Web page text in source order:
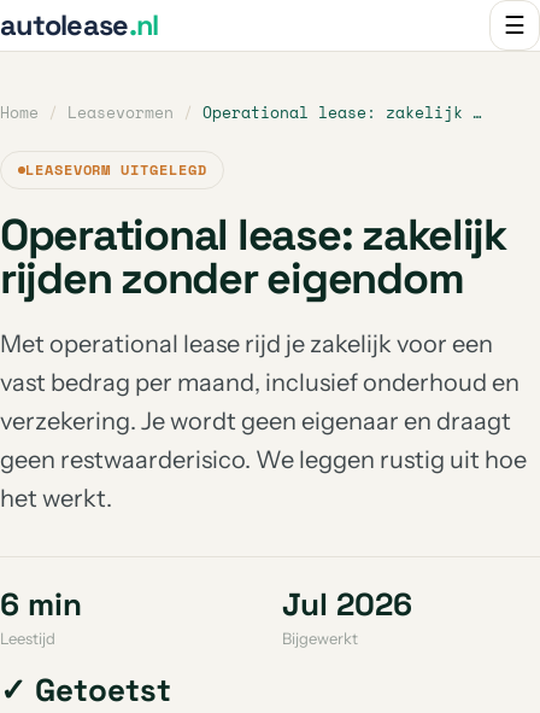
autolease.nl ☰
Home / Leasevormen / Operational lease: zakelijk …
LEASEVORM UITGELEGD
Operational lease: zakelijk
rijden zonder eigendom
Met operational lease rijd je zakelijk voor een
vast bedrag per maand, inclusief onderhoud en
verzekering. Je wordt geen eigenaar en draagt
geen restwaarderisico. We leggen rustig uit hoe
het werkt.
6 min
Leestijd
Jul 2026
Bijgewerkt
✓ Getoetst